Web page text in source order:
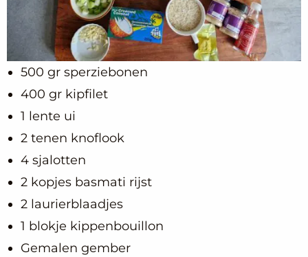
500 gr sperziebonen
400 gr kipfilet
1 lente ui
2 tenen knoflook
4 sjalotten
2 kopjes basmati rijst
2 laurierblaadjes
1 blokje kippenbouillon
Gemalen gember